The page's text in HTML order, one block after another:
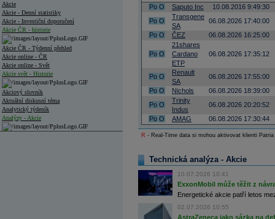
Akcie
Akcie - Denní statistiky
Akcie - Investiční doporučení
Akcie ČR - historie
Akcie ČR - Týdenní přehled
Akcie online - ČR
Akcie online - Svět
Akcie svět - Historie
Akciový slovník
Aktuální diskusní téma
Analytický týdeník
Analýzy - Akcie
Po O Saputo Inc
10.08.2016 9:49:30
Po O
Transgene
SA
06.08.2026 17:40:00
Po O ČEZ 06.08.2026 16:25:00
Po O
21shares
Cardano
ETP
06.08.2026 17:35:12
Po O
Renault
SA
06.08.2026 17:55:00
Po O Nichols
06.08.2026 18:39:00
Po O
Trinity
Indus
06.08.2026 20:20:52
Po O AMAG 06.08.2026 17:30:44
R - Real-Time data si mohou aktivovat klienti
Technická analýza - Akcie
10.07.2026 10:41
ExxonMobil může těžit z
Energetické akcie patří letos
02.07.2026 10:55
AstraZeneca jako sázka na